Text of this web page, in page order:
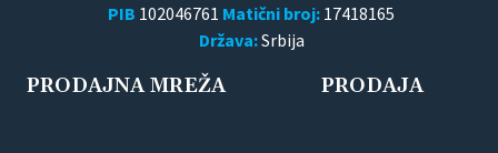
PIB 102046761 Matični broj: 17418165
Država:Srbija
PRODAJNA MREŽA PRODAJA